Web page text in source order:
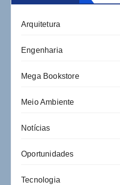
Arquitetura
Engenharia
Mega Bookstore
Meio Ambiente
Notícias
Oportunidades
Tecnologia